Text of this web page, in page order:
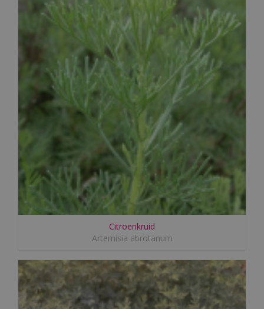
Citroenkruid
Artemisia abrotanum